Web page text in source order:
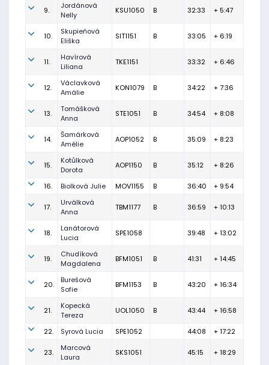
9.
Jordánová
Nelly
KSU1050 B 32:33 + 5:47
10.
Skupieńová
Eliška
SIT1151 B 33:05 + 6:19
11.
Havírová
Liliana
TKE1151 33:32 + 6:46
12.
Václavková
Amálie
KON1079 B 34:22 + 7:36
13.
Tomášková
Anna
STE1051 B 34:54 + 8:08
14.
Šamárková
Amélie
AOP1052 B 35:09 + 8:23
15.
Kotůlková
Dorota
AOP1150 B 35:12 + 8:26
16. Biolková Julie MOV1155 B 36:40 + 9:54
17.
Urválková
Anna
TBM1177 B 36:59 + 10:13
18.
Lanátorová
Lucia
SPE1058 39:48 + 13:02
19.
Chudíková
Magdalena
BFM1051 B 41:31 + 14:45
20.
Burešová
Sofie
BFM1153 B 43:20 + 16:34
21.
Kopecká
Tereza
UOL1050 B 43:44 + 16:58
22. Syrová Lucia SPE1052 44:08 + 17:22
23.
Marcová
Laura
SKS1051 45:15 + 18:29